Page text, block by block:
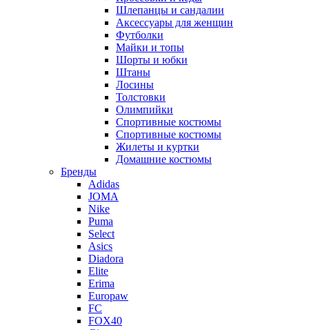
Шлепанцы и сандалии
Аксессуары для женщин
Футболки
Майки и топы
Шорты и юбки
Штаны
Лосины
Толстовки
Олимпийки
Спортивные костюмы
Спортивные костюмы
Жилеты и куртки
Домашние костюмы
Бренды
Adidas
JOMA
Nike
Puma
Select
Asics
Diadora
Elite
Erima
Europaw
FC
FOX40